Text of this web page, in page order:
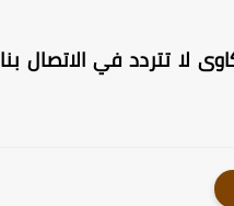
تتردد في الاتصال بنا